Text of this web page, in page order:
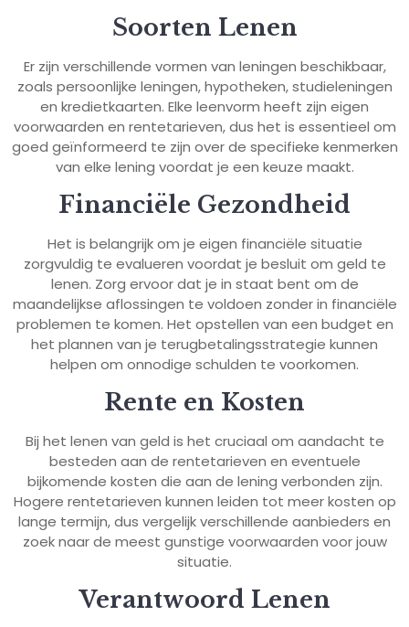
Soorten Lenen
Er zijn verschillende vormen van leningen beschikbaar,
zoals persoonlijke leningen, hypotheken, studieleningen
en kredietkaarten. Elke leenvorm heeft zijn eigen
voorwaarden en rentetarieven, dus het is essentieel om
goed geïnformeerd te zijn over de specifieke kenmerken
van elke lening voordat je een keuze maakt.
Financiële Gezondheid
Het is belangrijk om je eigen financiële situatie
zorgvuldig te evalueren voordat je besluit om geld te
lenen. Zorg ervoor dat je in staat bent om de
maandelijkse aflossingen te voldoen zonder in financiële
problemen te komen. Het opstellen van een budget en
het plannen van je terugbetalingsstrategie kunnen
helpen om onnodige schulden te voorkomen.
Rente en Kosten
Bij het lenen van geld is het cruciaal om aandacht te
besteden aan de rentetarieven en eventuele
bijkomende kosten die aan de lening verbonden zijn.
Hogere rentetarieven kunnen leiden tot meer kosten op
lange termijn, dus vergelijk verschillende aanbieders en
zoek naar de meest gunstige voorwaarden voor jouw
situatie.
Verantwoord Lenen